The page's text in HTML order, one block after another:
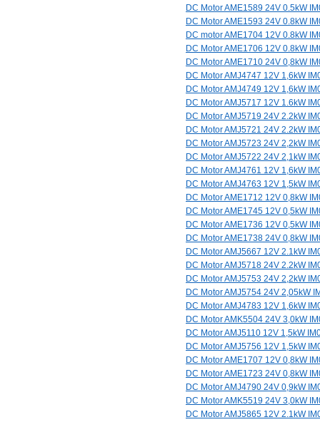
DC Motor AME1589 24V 0.5kW
DC Motor AME1593 24V 0.8kW
DC motor AME1704 12V 0.8kW
DC Motor AME1706 12V 0.8kW
DC Motor AME1710 24V 0,8kW
DC Motor AMJ4747 12V 1,6kW
DC Motor AMJ4749 12V 1,6kW
DC Motor AMJ5717 12V 1.6kW
DC Motor AMJ5719 24V 2.2kW
DC Motor AMJ5721 24V 2.2kW
DC Motor AMJ5723 24V 2,2kW
DC Motor AMJ5722 24V 2,1kW
DC Motor AMJ4761 12V 1,6kW
DC Motor AMJ4763 12V 1,5kW
DC Motor AME1712 12V 0,8kW
DC Motor AME1745 12V 0,5kW
DC Motor AME1736 12V 0,5kW
DC Motor AME1738 24V 0,8kW
DC Motor AMJ5667 12V 2.1kW
DC Motor AMJ5718 24V 2.2kW
DC Motor AMJ5753 24V 2,2kW
DC Motor AMJ5754 24V 2,05kW
DC Motor AMJ4783 12V 1,6kW
DC Motor AMK5504 24V 3,0kW
DC Motor AMJ5110 12V 1,5kW
DC Motor AMJ5756 12V 1,5kW
DC Motor AME1707 12V 0,8kW
DC Motor AME1723 24V 0,8kW
DC Motor AMJ4790 24V 0,9kW
DC Motor AMK5519 24V 3,0kW
DC Motor AMJ5865 12V 2.1kW